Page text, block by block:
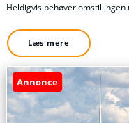
Heldigvis behøver
Læs mere
Annonce